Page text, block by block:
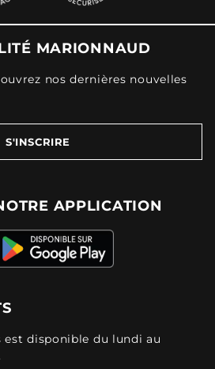
MARIONNAUD
nos dernières nouvelles
S'INSCRIRE
APPLICATION
est disponible du lundi au